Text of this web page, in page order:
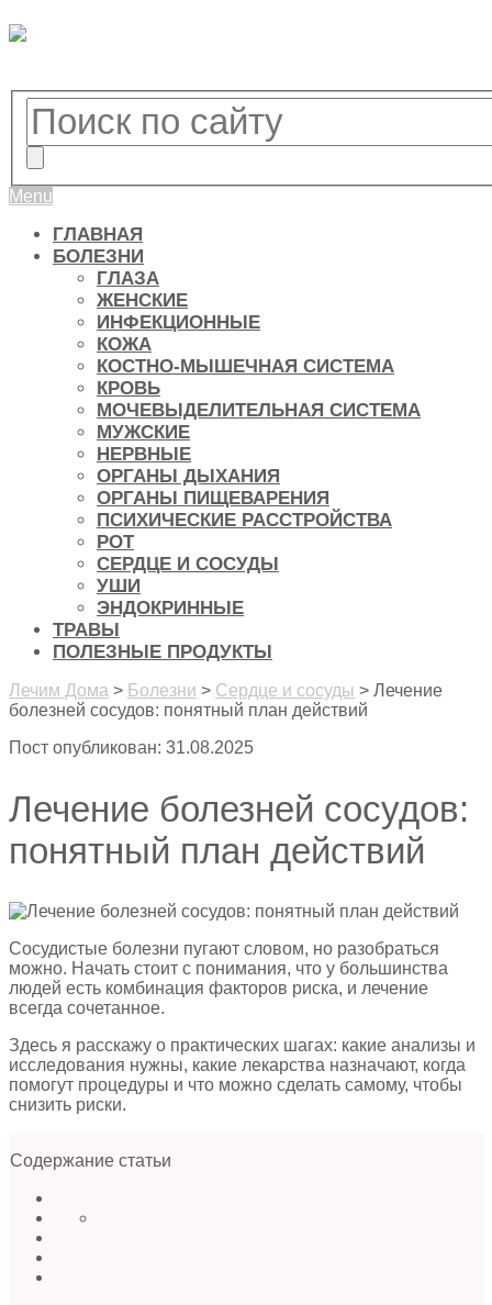
Menu
ГЛАВНАЯ
БОЛЕЗНИ
ГЛАЗА
ЖЕНСКИЕ
ИНФЕКЦИОННЫЕ
КОЖА
КОСТНО-МЫШЕЧНАЯ СИСТЕМА
КРОВЬ
МОЧЕВЫДЕЛИТЕЛЬНАЯ СИСТЕМА
МУЖСКИЕ
НЕРВНЫЕ
ОРГАНЫ ДЫХАНИЯ
ОРГАНЫ ПИЩЕВАРЕНИЯ
ПСИХИЧЕСКИЕ РАССТРОЙСТВА
РОТ
СЕРДЦЕ И СОСУДЫ
УШИ
ЭНДОКРИННЫЕ
ТРАВЫ
ПОЛЕЗНЫЕ ПРОДУКТЫ
Лечим Дома > Болезни > Сердце и сосуды > Лечение
болезней сосудов: понятный план действий
Пост опубликован: 31.08.2025
Лечение болезней сосудов:
понятный план действий
Сосудистые болезни пугают словом, но разобраться
можно. Начать стоит с понимания, что у большинства
людей есть комбинация факторов риска, и лечение
всегда сочетанное.
Здесь я расскажу о практических шагах: какие анализы и
исследования нужны, какие лекарства назначают, когда
помогут процедуры и что можно сделать самому, чтобы
снизить риски.
Содержание статьи